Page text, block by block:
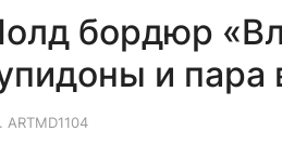
бордюр
и пара
ARTMD1104